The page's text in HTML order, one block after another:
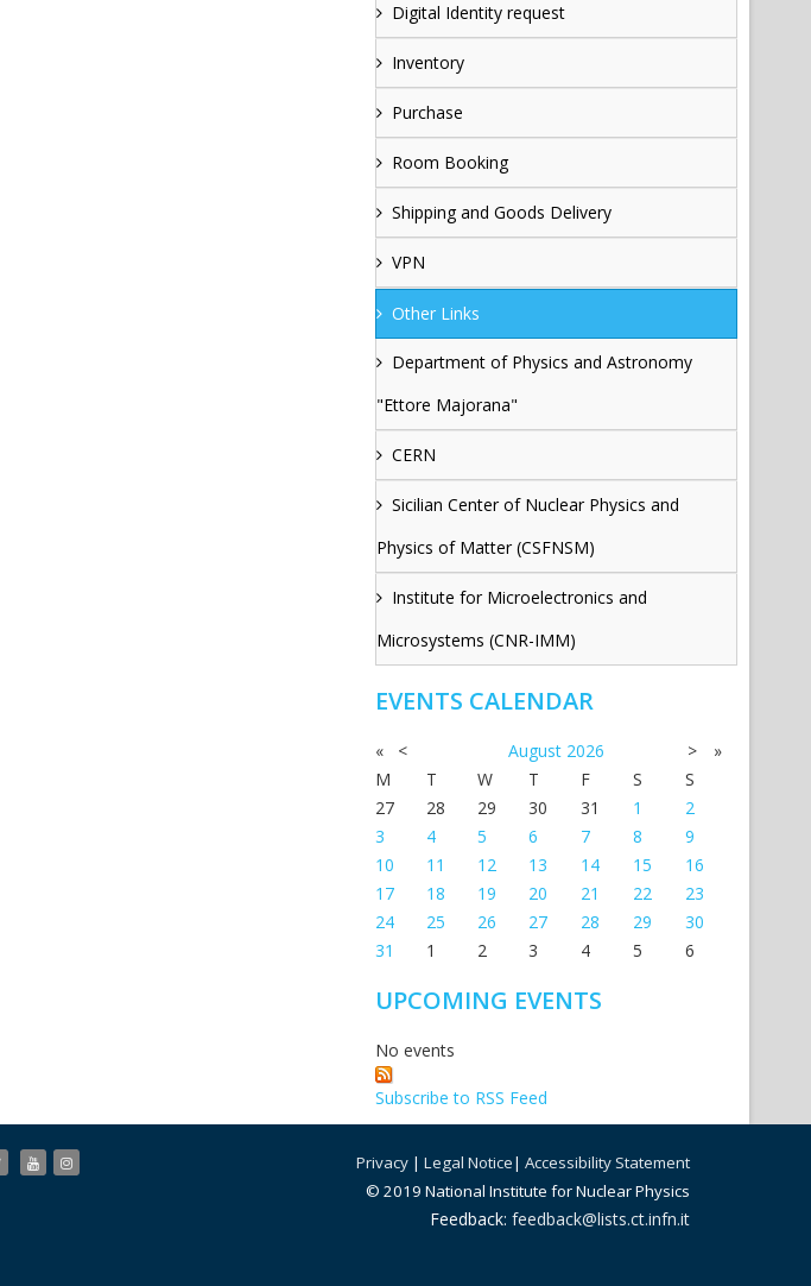
Digital Identity request
Inventory
Purchase
Room Booking
Shipping and Goods Delivery
VPN
Other Links
Department of Physics and Astronomy
"Ettore Majorana"
CERN
Sicilian Center of Nuclear Physics and
Physics of Matter (CSFNSM)
Institute for Microelectronics and
Microsystems (CNR-IMM)
EVENTS CALENDAR
« < August 2026 >
»
M
T W T F S
S
27
28 29 30 31 1
2
3
4 5 6 7 8
9
10
11 12 13 14 15
16
17
18 19 20 21 22
23
24
25 26 27 28 29
30
31
1 2 3 4 5 6
UPCOMING EVENTS
No events
Subscribe to RSS Feed
Privacy | Legal Notice| Accessibility Statement
© 2019 National Institute for Nuclear Physics
Feedback: feedback@lists.ct.infn.it